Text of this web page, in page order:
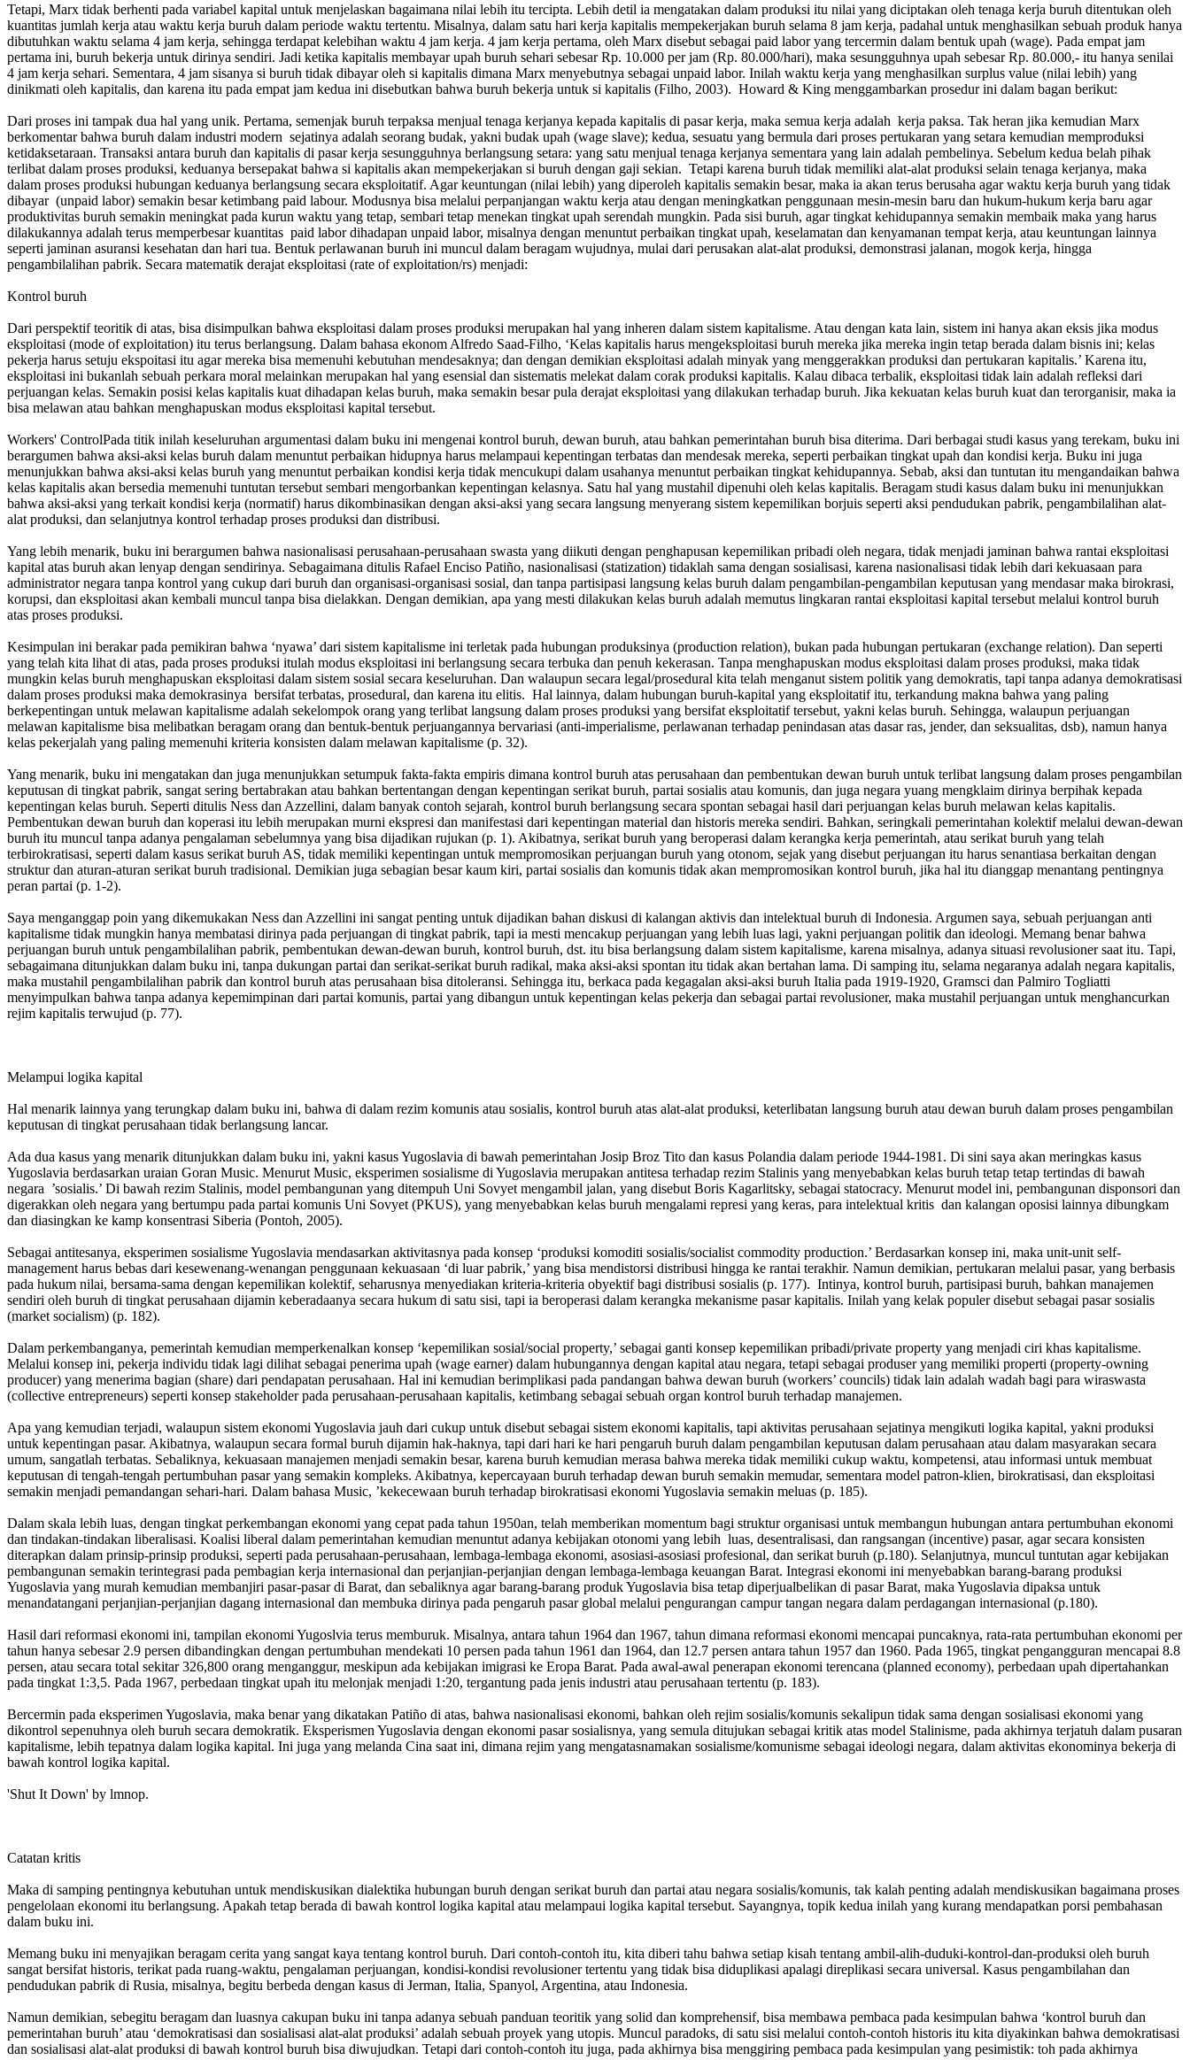
Tetapi, Marx tidak berhenti pada variabel kapital untuk menjelaskan bagaimana nilai lebih itu tercipta. Lebih detil ia mengatakan dalam produksi itu nilai yang diciptakan oleh tenaga kerja buruh ditentukan oleh
kuantitas jumlah kerja atau waktu kerja buruh dalam periode waktu tertentu. Misalnya, dalam satu hari kerja kapitalis mempekerjakan buruh selama 8 jam kerja, padahal untuk menghasilkan sebuah produk hanya
dibutuhkan waktu selama 4 jam kerja, sehingga terdapat kelebihan waktu 4 jam kerja. 4 jam kerja pertama, oleh Marx disebut sebagai paid labor yang tercermin dalam bentuk upah (wage). Pada empat jam
pertama ini, buruh bekerja untuk dirinya sendiri. Jadi ketika kapitalis membayar upah buruh sehari sebesar Rp. 10.000 per jam (Rp. 80.000/hari), maka sesungguhnya upah sebesar Rp. 80.000,- itu hanya senilai
4 jam kerja sehari. Sementara, 4 jam sisanya si buruh tidak dibayar oleh si kapitalis dimana Marx menyebutnya sebagai unpaid labor. Inilah waktu kerja yang menghasilkan surplus value (nilai lebih) yang
dinikmati oleh kapitalis, dan karena itu pada empat jam kedua ini disebutkan bahwa buruh bekerja untuk si kapitalis (Filho, 2003). Howard & King menggambarkan prosedur ini dalam bagan berikut:
Dari proses ini tampak dua hal yang unik. Pertama, semenjak buruh terpaksa menjual tenaga kerjanya kepada kapitalis di pasar kerja, maka semua kerja adalah kerja paksa. Tak heran jika kemudian Marx
berkomentar bahwa buruh dalam industri modern sejatinya adalah seorang budak, yakni budak upah (wage slave); kedua, sesuatu yang bermula dari proses pertukaran yang setara kemudian memproduksi
ketidaksetaraan. Transaksi antara buruh dan kapitalis di pasar kerja sesungguhnya berlangsung setara: yang satu menjual tenaga kerjanya sementara yang lain adalah pembelinya. Sebelum kedua belah pihak
terlibat dalam proses produksi, keduanya bersepakat bahwa si kapitalis akan mempekerjakan si buruh dengan gaji sekian. Tetapi karena buruh tidak memiliki alat-alat produksi selain tenaga kerjanya, maka
dalam proses produksi hubungan keduanya berlangsung secara eksploitatif. Agar keuntungan (nilai lebih) yang diperoleh kapitalis semakin besar, maka ia akan terus berusaha agar waktu kerja buruh yang tidak
dibayar (unpaid labor) semakin besar ketimbang paid labour. Modusnya bisa melalui perpanjangan waktu kerja atau dengan meningkatkan penggunaan mesin-mesin baru dan hukum-hukum kerja baru agar
produktivitas buruh semakin meningkat pada kurun waktu yang tetap, sembari tetap menekan tingkat upah serendah mungkin. Pada sisi buruh, agar tingkat kehidupannya semakin membaik maka yang harus
dilakukannya adalah terus memperbesar kuantitas paid labor dihadapan unpaid labor, misalnya dengan menuntut perbaikan tingkat upah, keselamatan dan kenyamanan tempat kerja, atau keuntungan lainnya
seperti jaminan asuransi kesehatan dan hari tua. Bentuk perlawanan buruh ini muncul dalam beragam wujudnya, mulai dari perusakan alat-alat produksi, demonstrasi jalanan, mogok kerja, hingga
pengambilalihan pabrik. Secara matematik derajat eksploitasi (rate of exploitation/rs) menjadi:
Kontrol buruh
Dari perspektif teoritik di atas, bisa disimpulkan bahwa eksploitasi dalam proses produksi merupakan hal yang inheren dalam sistem kapitalisme. Atau dengan kata lain, sistem ini hanya akan eksis jika modus
eksploitasi (mode of exploitation) itu terus berlangsung. Dalam bahasa ekonom Alfredo Saad-Filho, ‘Kelas kapitalis harus mengeksploitasi buruh mereka jika mereka ingin tetap berada dalam bisnis ini; kelas
pekerja harus setuju ekspoitasi itu agar mereka bisa memenuhi kebutuhan mendesaknya; dan dengan demikian eksploitasi adalah minyak yang menggerakkan produksi dan pertukaran kapitalis.’ Karena itu,
eksploitasi ini bukanlah sebuah perkara moral melainkan merupakan hal yang esensial dan sistematis melekat dalam corak produksi kapitalis. Kalau dibaca terbalik, eksploitasi tidak lain adalah refleksi dari
perjuangan kelas. Semakin posisi kelas kapitalis kuat dihadapan kelas buruh, maka semakin besar pula derajat eksploitasi yang dilakukan terhadap buruh. Jika kekuatan kelas buruh kuat dan terorganisir, maka ia
bisa melawan atau bahkan menghapuskan modus eksploitasi kapital tersebut.
Workers' ControlPada titik inilah keseluruhan argumentasi dalam buku ini mengenai kontrol buruh, dewan buruh, atau bahkan pemerintahan buruh bisa diterima. Dari berbagai studi kasus yang terekam, buku ini
berargumen bahwa aksi-aksi kelas buruh dalam menuntut perbaikan hidupnya harus melampaui kepentingan terbatas dan mendesak mereka, seperti perbaikan tingkat upah dan kondisi kerja. Buku ini juga
menunjukkan bahwa aksi-aksi kelas buruh yang menuntut perbaikan kondisi kerja tidak mencukupi dalam usahanya menuntut perbaikan tingkat kehidupannya. Sebab, aksi dan tuntutan itu mengandaikan bahwa
kelas kapitalis akan bersedia memenuhi tuntutan tersebut sembari mengorbankan kepentingan kelasnya. Satu hal yang mustahil dipenuhi oleh kelas kapitalis. Beragam studi kasus dalam buku ini menunjukkan
bahwa aksi-aksi yang terkait kondisi kerja (normatif) harus dikombinasikan dengan aksi-aksi yang secara langsung menyerang sistem kepemilikan borjuis seperti aksi pendudukan pabrik, pengambilalihan alat-
alat produksi, dan selanjutnya kontrol terhadap proses produksi dan distribusi.
Yang lebih menarik, buku ini berargumen bahwa nasionalisasi perusahaan-perusahaan swasta yang diikuti dengan penghapusan kepemilikan pribadi oleh negara, tidak menjadi jaminan bahwa rantai eksploitasi
kapital atas buruh akan lenyap dengan sendirinya. Sebagaimana ditulis Rafael Enciso Patiño, nasionalisasi (statization) tidaklah sama dengan sosialisasi, karena nasionalisasi tidak lebih dari kekuasaan para
administrator negara tanpa kontrol yang cukup dari buruh dan organisasi-organisasi sosial, dan tanpa partisipasi langsung kelas buruh dalam pengambilan-pengambilan keputusan yang mendasar maka birokrasi,
korupsi, dan eksploitasi akan kembali muncul tanpa bisa dielakkan. Dengan demikian, apa yang mesti dilakukan kelas buruh adalah memutus lingkaran rantai eksploitasi kapital tersebut melalui kontrol buruh
atas proses produksi.
Kesimpulan ini berakar pada pemikiran bahwa ‘nyawa’ dari sistem kapitalisme ini terletak pada hubungan produksinya (production relation), bukan pada hubungan pertukaran (exchange relation). Dan seperti
yang telah kita lihat di atas, pada proses produksi itulah modus eksploitasi ini berlangsung secara terbuka dan penuh kekerasan. Tanpa menghapuskan modus eksploitasi dalam proses produksi, maka tidak
mungkin kelas buruh menghapuskan eksploitasi dalam sistem sosial secara keseluruhan. Dan walaupun secara legal/prosedural kita telah menganut sistem politik yang demokratis, tapi tanpa adanya demokratisasi
dalam proses produksi maka demokrasinya bersifat terbatas, prosedural, dan karena itu elitis. Hal lainnya, dalam hubungan buruh-kapital yang eksploitatif itu, terkandung makna bahwa yang paling
berkepentingan untuk melawan kapitalisme adalah sekelompok orang yang terlibat langsung dalam proses produksi yang bersifat eksploitatif tersebut, yakni kelas buruh. Sehingga, walaupun perjuangan
melawan kapitalisme bisa melibatkan beragam orang dan bentuk-bentuk perjuangannya bervariasi (anti-imperialisme, perlawanan terhadap penindasan atas dasar ras, jender, dan seksualitas, dsb), namun hanya
kelas pekerjalah yang paling memenuhi kriteria konsisten dalam melawan kapitalisme (p. 32).
Yang menarik, buku ini mengatakan dan juga menunjukkan setumpuk fakta-fakta empiris dimana kontrol buruh atas perusahaan dan pembentukan dewan buruh untuk terlibat langsung dalam proses pengambilan
keputusan di tingkat pabrik, sangat sering bertabrakan atau bahkan bertentangan dengan kepentingan serikat buruh, partai sosialis atau komunis, dan juga negara yuang mengklaim dirinya berpihak kepada
kepentingan kelas buruh. Seperti ditulis Ness dan Azzellini, dalam banyak contoh sejarah, kontrol buruh berlangsung secara spontan sebagai hasil dari perjuangan kelas buruh melawan kelas kapitalis.
Pembentukan dewan buruh dan koperasi itu lebih merupakan murni ekspresi dan manifestasi dari kepentingan material dan historis mereka sendiri. Bahkan, seringkali pemerintahan kolektif melalui dewan-dewan
buruh itu muncul tanpa adanya pengalaman sebelumnya yang bisa dijadikan rujukan (p. 1). Akibatnya, serikat buruh yang beroperasi dalam kerangka kerja pemerintah, atau serikat buruh yang telah
terbirokratisasi, seperti dalam kasus serikat buruh AS, tidak memiliki kepentingan untuk mempromosikan perjuangan buruh yang otonom, sejak yang disebut perjuangan itu harus senantiasa berkaitan dengan
struktur dan aturan-aturan serikat buruh tradisional. Demikian juga sebagian besar kaum kiri, partai sosialis dan komunis tidak akan mempromosikan kontrol buruh, jika hal itu dianggap menantang pentingnya
peran partai (p. 1-2).
Saya menganggap poin yang dikemukakan Ness dan Azzellini ini sangat penting untuk dijadikan bahan diskusi di kalangan aktivis dan intelektual buruh di Indonesia. Argumen saya, sebuah perjuangan anti
kapitalisme tidak mungkin hanya membatasi dirinya pada perjuangan di tingkat pabrik, tapi ia mesti mencakup perjuangan yang lebih luas lagi, yakni perjuangan politik dan ideologi. Memang benar bahwa
perjuangan buruh untuk pengambilalihan pabrik, pembentukan dewan-dewan buruh, kontrol buruh, dst. itu bisa berlangsung dalam sistem kapitalisme, karena misalnya, adanya situasi revolusioner saat itu. Tapi,
sebagaimana ditunjukkan dalam buku ini, tanpa dukungan partai dan serikat-serikat buruh radikal, maka aksi-aksi spontan itu tidak akan bertahan lama. Di samping itu, selama negaranya adalah negara kapitalis,
maka mustahil pengambilalihan pabrik dan kontrol buruh atas perusahaan bisa ditoleransi. Sehingga itu, berkaca pada kegagalan aksi-aksi buruh Italia pada 1919-1920, Gramsci dan Palmiro Togliatti
menyimpulkan bahwa tanpa adanya kepemimpinan dari partai komunis, partai yang dibangun untuk kepentingan kelas pekerja dan sebagai partai revolusioner, maka mustahil perjuangan untuk menghancurkan
rejim kapitalis terwujud (p. 77).
Melampui logika kapital
Hal menarik lainnya yang terungkap dalam buku ini, bahwa di dalam rezim komunis atau sosialis, kontrol buruh atas alat-alat produksi, keterlibatan langsung buruh atau dewan buruh dalam proses pengambilan
keputusan di tingkat perusahaan tidak berlangsung lancar.
Ada dua kasus yang menarik ditunjukkan dalam buku ini, yakni kasus Yugoslavia di bawah pemerintahan Josip Broz Tito dan kasus Polandia dalam periode 1944-1981. Di sini saya akan meringkas kasus
Yugoslavia berdasarkan uraian Goran Music. Menurut Music, eksperimen sosialisme di Yugoslavia merupakan antitesa terhadap rezim Stalinis yang menyebabkan kelas buruh tetap tetap tertindas di bawah
negara ’sosialis.’ Di bawah rezim Stalinis, model pembangunan yang ditempuh Uni Sovyet mengambil jalan, yang disebut Boris Kagarlitsky, sebagai statocracy. Menurut model ini, pembangunan disponsori dan
digerakkan oleh negara yang bertumpu pada partai komunis Uni Sovyet (PKUS), yang menyebabkan kelas buruh mengalami represi yang keras, para intelektual kritis dan kalangan oposisi lainnya dibungkam
dan diasingkan ke kamp konsentrasi Siberia (Pontoh, 2005).
Sebagai antitesanya, eksperimen sosialisme Yugoslavia mendasarkan aktivitasnya pada konsep ‘produksi komoditi sosialis/socialist commodity production.’ Berdasarkan konsep ini, maka unit-unit self-
management harus bebas dari kesewenang-wenangan penggunaan kekuasaan ‘di luar pabrik,’ yang bisa mendistorsi distribusi hingga ke rantai terakhir. Namun demikian, pertukaran melalui pasar, yang berbasis
pada hukum nilai, bersama-sama dengan kepemilikan kolektif, seharusnya menyediakan kriteria-kriteria obyektif bagi distribusi sosialis (p. 177). Intinya, kontrol buruh, partisipasi buruh, bahkan manajemen
sendiri oleh buruh di tingkat perusahaan dijamin keberadaanya secara hukum di satu sisi, tapi ia beroperasi dalam kerangka mekanisme pasar kapitalis. Inilah yang kelak populer disebut sebagai pasar sosialis
(market socialism) (p. 182).
Dalam perkembanganya, pemerintah kemudian memperkenalkan konsep ‘kepemilikan sosial/social property,’ sebagai ganti konsep kepemilikan pribadi/private property yang menjadi ciri khas kapitalisme.
Melalui konsep ini, pekerja individu tidak lagi dilihat sebagai penerima upah (wage earner) dalam hubungannya dengan kapital atau negara, tetapi sebagai produser yang memiliki properti (property-owning
producer) yang menerima bagian (share) dari pendapatan perusahaan. Hal ini kemudian berimplikasi pada pandangan bahwa dewan buruh (workers’ councils) tidak lain adalah wadah bagi para wiraswasta
(collective entrepreneurs) seperti konsep stakeholder pada perusahaan-perusahaan kapitalis, ketimbang sebagai sebuah organ kontrol buruh terhadap manajemen.
Apa yang kemudian terjadi, walaupun sistem ekonomi Yugoslavia jauh dari cukup untuk disebut sebagai sistem ekonomi kapitalis, tapi aktivitas perusahaan sejatinya mengikuti logika kapital, yakni produksi
untuk kepentingan pasar. Akibatnya, walaupun secara formal buruh dijamin hak-haknya, tapi dari hari ke hari pengaruh buruh dalam pengambilan keputusan dalam perusahaan atau dalam masyarakan secara
umum, sangatlah terbatas. Sebaliknya, kekuasaan manajemen menjadi semakin besar, karena buruh kemudian merasa bahwa mereka tidak memiliki cukup waktu, kompetensi, atau informasi untuk membuat
keputusan di tengah-tengah pertumbuhan pasar yang semakin kompleks. Akibatnya, kepercayaan buruh terhadap dewan buruh semakin memudar, sementara model patron-klien, birokratisasi, dan eksploitasi
semakin menjadi pemandangan sehari-hari. Dalam bahasa Music, ’kekecewaan buruh terhadap birokratisasi ekonomi Yugoslavia semakin meluas (p. 185).
Dalam skala lebih luas, dengan tingkat perkembangan ekonomi yang cepat pada tahun 1950an, telah memberikan momentum bagi struktur organisasi untuk membangun hubungan antara pertumbuhan ekonomi
dan tindakan-tindakan liberalisasi. Koalisi liberal dalam pemerintahan kemudian menuntut adanya kebijakan otonomi yang lebih luas, desentralisasi, dan rangsangan (incentive) pasar, agar secara konsisten
diterapkan dalam prinsip-prinsip produksi, seperti pada perusahaan-perusahaan, lembaga-lembaga ekonomi, asosiasi-asosiasi profesional, dan serikat buruh (p.180). Selanjutnya, muncul tuntutan agar kebijakan
pembangunan semakin terintegrasi pada pembagian kerja internasional dan perjanjian-perjanjian dengan lembaga-lembaga keuangan Barat. Integrasi ekonomi ini menyebabkan barang-barang produksi
Yugoslavia yang murah kemudian membanjiri pasar-pasar di Barat, dan sebaliknya agar barang-barang produk Yugoslavia bisa tetap diperjualbelikan di pasar Barat, maka Yugoslavia dipaksa untuk
menandatangani perjanjian-perjanjian dagang internasional dan membuka dirinya pada pengaruh pasar global melalui pengurangan campur tangan negara dalam perdagangan internasional (p.180).
Hasil dari reformasi ekonomi ini, tampilan ekonomi Yugoslvia terus memburuk. Misalnya, antara tahun 1964 dan 1967, tahun dimana reformasi ekonomi mencapai puncaknya, rata-rata pertumbuhan ekonomi per
tahun hanya sebesar 2.9 persen dibandingkan dengan pertumbuhan mendekati 10 persen pada tahun 1961 dan 1964, dan 12.7 persen antara tahun 1957 dan 1960. Pada 1965, tingkat pengangguran mencapai 8.8
persen, atau secara total sekitar 326,800 orang menganggur, meskipun ada kebijakan imigrasi ke Eropa Barat. Pada awal-awal penerapan ekonomi terencana (planned economy), perbedaan upah dipertahankan
pada tingkat 1:3,5. Pada 1967, perbedaan tingkat upah itu melonjak menjadi 1:20, tergantung pada jenis industri atau perusahaan tertentu (p. 183).
Bercermin pada eksperimen Yugoslavia, maka benar yang dikatakan Patiño di atas, bahwa nasionalisasi ekonomi, bahkan oleh rejim sosialis/komunis sekalipun tidak sama dengan sosialisasi ekonomi yang
dikontrol sepenuhnya oleh buruh secara demokratik. Eksperismen Yugoslavia dengan ekonomi pasar sosialisnya, yang semula ditujukan sebagai kritik atas model Stalinisme, pada akhirnya terjatuh dalam pusaran
kapitalisme, lebih tepatnya dalam logika kapital. Ini juga yang melanda Cina saat ini, dimana rejim yang mengatasnamakan sosialisme/komunisme sebagai ideologi negara, dalam aktivitas ekonominya bekerja di
bawah kontrol logika kapital.
'Shut It Down' by lmnop.
Catatan kritis
Maka di samping pentingnya kebutuhan untuk mendiskusikan dialektika hubungan buruh dengan serikat buruh dan partai atau negara sosialis/komunis, tak kalah penting adalah mendiskusikan bagaimana proses
pengelolaan ekonomi itu berlangsung. Apakah tetap berada di bawah kontrol logika kapital atau melampaui logika kapital tersebut. Sayangnya, topik kedua inilah yang kurang mendapatkan porsi pembahasan
dalam buku ini.
Memang buku ini menyajikan beragam cerita yang sangat kaya tentang kontrol buruh. Dari contoh-contoh itu, kita diberi tahu bahwa setiap kisah tentang ambil-alih-duduki-kontrol-dan-produksi oleh buruh
sangat bersifat historis, terikat pada ruang-waktu, pengalaman perjuangan, kondisi-kondisi revolusioner tertentu yang tidak bisa diduplikasi apalagi direplikasi secara universal. Kasus pengambilahan dan
pendudukan pabrik di Rusia, misalnya, begitu berbeda dengan kasus di Jerman, Italia, Spanyol, Argentina, atau Indonesia.
Namun demikian, sebegitu beragam dan luasnya cakupan buku ini tanpa adanya sebuah panduan teoritik yang solid dan komprehensif, bisa membawa pembaca pada kesimpulan bahwa ‘kontrol buruh dan
pemerintahan buruh’ atau ‘demokratisasi dan sosialisasi alat-alat produksi’ adalah sebuah proyek yang utopis. Muncul paradoks, di satu sisi melalui contoh-contoh historis itu kita diyakinkan bahwa demokratisasi
dan sosialisasi alat-alat produksi di bawah kontrol buruh bisa diwujudkan. Tetapi dari contoh-contoh itu juga, pada akhirnya bisa menggiring pembaca pada kesimpulan yang pesimistik: toh pada akhirnya